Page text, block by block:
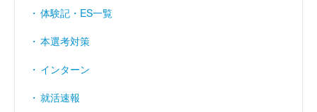
経常利益率 （％）
体験記・ES一覧
本選考対策
インターン
就活速報